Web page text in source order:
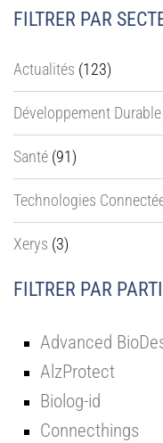
FILTRER PAR
Actualités (123)
Développement Durable
Santé (91)
Technologies
Xerys (3)
FILTRER PAR
Advanced
AlzProtect
Biolog-id
Connecthings